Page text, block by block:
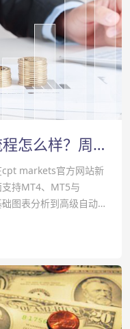
cpt markets官网交易流程怎么样？周日晚间股指保持稳定-cpt markets官网
markets官方网站新
持‌MT4、MT5‌与‌
图表分析到高级自动化